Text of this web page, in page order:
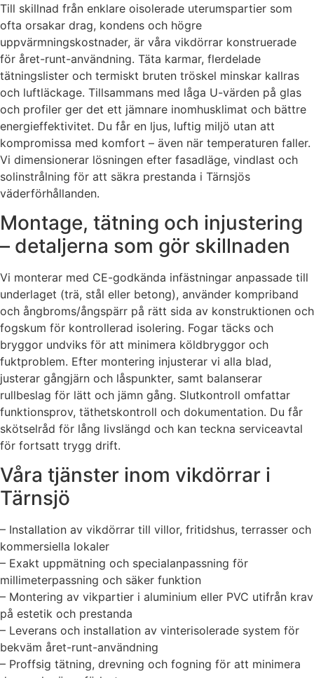
Till skillnad från enklare oisolerade uterumspartier som
ofta orsakar drag, kondens och högre
uppvärmningskostnader, är våra vikdörrar konstruerade
för året-runt-användning. Täta karmar, flerdelade
tätningslister och termiskt bruten tröskel minskar kallras
och luftläckage. Tillsammans med låga U-värden på glas
och profiler ger det ett jämnare inomhusklimat och bättre
energieffektivitet. Du får en ljus, luftig miljö utan att
kompromissa med komfort – även när temperaturen faller.
Vi dimensionerar lösningen efter fasadläge, vindlast och
solinstrålning för att säkra prestanda i Tärnsjös
väderförhållanden.
Montage, tätning och injustering
– detaljerna som gör skillnaden
Vi monterar med CE-godkända infästningar anpassade till
underlaget (trä, stål eller betong), använder kompriband
och ångbroms/ångspärr på rätt sida av konstruktionen och
fogskum för kontrollerad isolering. Fogar täcks och
bryggor undviks för att minimera köldbryggor och
fuktproblem. Efter montering injusterar vi alla blad,
justerar gångjärn och låspunkter, samt balanserar
rullbeslag för lätt och jämn gång. Slutkontroll omfattar
funktionsprov, täthetskontroll och dokumentation. Du får
skötselråd för lång livslängd och kan teckna serviceavtal
för fortsatt trygg drift.
Våra tjänster inom vikdörrar i
Tärnsjö
– Installation av vikdörrar till villor, fritidshus, terrasser och
kommersiella lokaler
– Exakt uppmätning och specialanpassning för
millimeterpassning och säker funktion
– Montering av vikpartier i aluminium eller PVC utifrån krav
på estetik och prestanda
– Leverans och installation av vinterisolerade system för
bekväm året-runt-användning
– Proffsig tätning, drevning och fogning för att minimera